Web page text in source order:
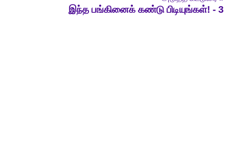
இந்த பங்கினைக் கண்டு பிடியுங்கள்! - 3